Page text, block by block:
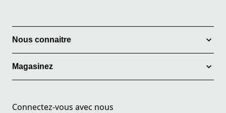
Nous connaitre
Magasinez
Connectez-vous avec nous